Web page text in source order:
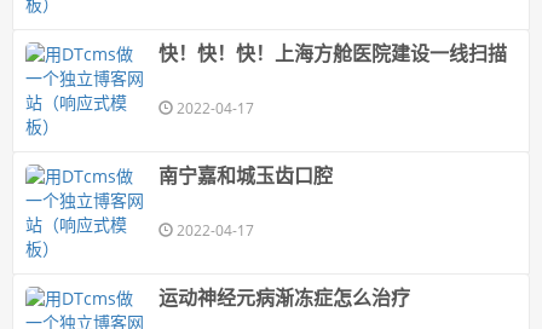
快！快！快！上海方舱医院建设一线扫描
2022-04-17
南宁嘉和城玉齿口腔
2022-04-17
运动神经元病渐冻症怎么治疗